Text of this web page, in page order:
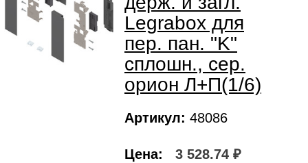
Legrabox для
пер. пан. "K"
сплошн., сер.
орион Л+П(1/6)
Артикул: 48086
Цена: 3 528.74 ₽